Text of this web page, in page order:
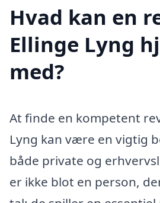
Hvad kan en
Ellinge Lyng
med?
At finde en kompetent
Lyng kan være en vigtig
både private og
er ikke blot en person,